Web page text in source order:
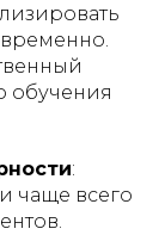
обучения
:
чаще всего